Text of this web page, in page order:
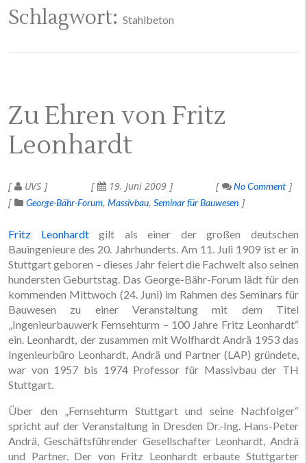
Schlagwort: Stahlbeton
Zu Ehren von Fritz
Leonhardt
UVS 19. Juni 2009
No Comment
George-Bähr-Forum Massivbau Seminar für Bauwesen
Fritz Leonhardtgilt als einer der großen deutschen
Bauingenieure des 20. Jahrhunderts. Am 11. Juli 1909 ist er in
Stuttgart geboren – dieses Jahr feiert die Fachwelt also seinen
hundersten Geburtstag. Das George-Bähr-Forum lädt für den
kommenden Mittwoch (24. Juni) im Rahmen des Seminars für
Bauwesen zu einer Veranstaltung mit dem Titel
„Ingenieurbauwerk Fernsehturm – 100 Jahre Fritz Leonhardt“
ein. Leonhardt, der zusammen mit Wolfhardt Andrä 1953 das
Ingenieurbüro Leonhardt, Andrä und Partner (LAP) gründete,
war von 1957 bis 1974 Professor für Massivbau der TH
Stuttgart.
Über den „Fernsehturm Stuttgart und seine Nachfolger“
spricht auf der Veranstaltung in Dresden Dr.-Ing. Hans-Peter
Andrä, Geschäftsführender Gesellschaf­ter Leonhardt, Andrä
und Partner. Der von Fritz Leonhardt erbaute Stuttgarter